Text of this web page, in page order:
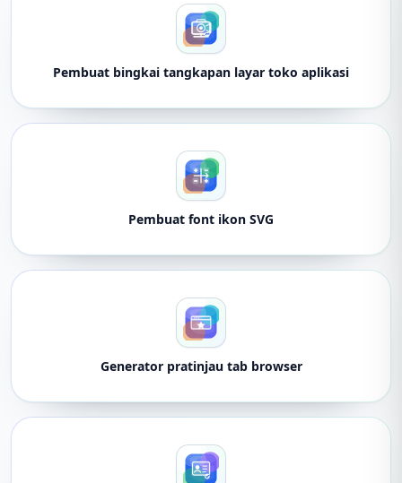
Pembuat bingkai tangkapan layar toko aplikasi
Pembuat font ikon SVG
Generator pratinjau tab browser